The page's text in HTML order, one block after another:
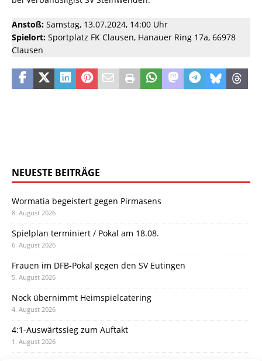
Anstoß: Samstag, 13.07.2024, 14:00 Uhr
Spielort: Sportplatz FK Clausen, Hanauer Ring 17a, 66978
Clausen
NEUESTE BEITRÄGE
Wormatia begeistert gegen Pirmasens
8. August 2026
Spielplan terminiert / Pokal am 18.08.
6. August 2026
Frauen im DFB-Pokal gegen den SV Eutingen
5. August 2026
Nock übernimmt Heimspielcatering
4. August 2026
4:1-Auswärtssieg zum Auftakt
1. August 2026